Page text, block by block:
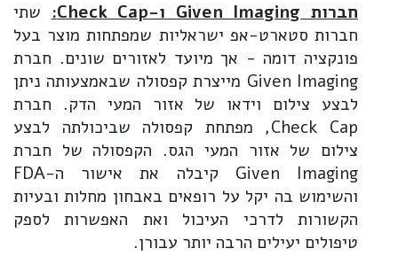
חברות Given Imaging ו-Check Cap
: שתי
חברות סטארט-אפ ישראליות שמפתחות מוצר בעל
פונקציה דומה - אך מיועד לאזורים שונים. חברת
Given Imaging מייצרת קפסולה שבאמצעותה ניתן
לבצע צילום וידאו של אזור המעי הדק. חברת
Check Cap, מפתחת קפסולה שביכולתה לבצע
צילום של אזור המעי הגס. הקפסולה של חברת
Given Imaging קיבלה את אישור ה-FDA
והשימוש בה יקל על רופאים באבחון מחלות ובעיות
הקשורות לדרכי העיכול ואת האפשרות לספק
טיפולים יעילים הרבה יותר עבורן.